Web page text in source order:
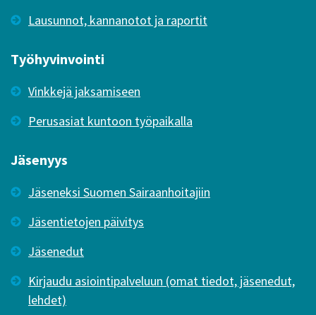
Lausunnot, kannanotot ja raportit
Työhyvinvointi
Vinkkejä jaksamiseen
Perusasiat kuntoon työpaikalla
Jäsenyys
Jäseneksi Suomen Sairaanhoitajiin
Jäsentietojen päivitys
Jäsenedut
Kirjaudu asiointipalveluun (omat tiedot, jäsenedut,
lehdet)